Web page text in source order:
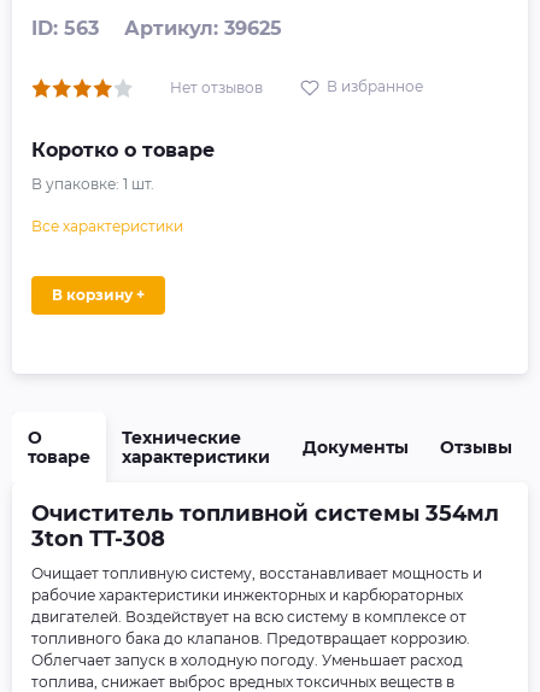
ID: 563 Артикул: 39625
Нет отзывов В избранное
Коротко о товаре
В упаковке: 1 шт.
Все характеристики
В корзину +
О
товаре
Технические
характеристики
Документы Отзывы
Очиститель топливной системы 354мл
3ton ТТ-308
Очищает топливную систему, восстанавливает мощность и
рабочие характеристики инжекторных и карбюраторных
двигателей. Воздействует на всю систему в комплексе от
топливного бака до клапанов. Предотвращает коррозию.
Облегчает запуск в холодную погоду. Уменьшает расход
топлива, снижает выброс вредных токсичных веществ в